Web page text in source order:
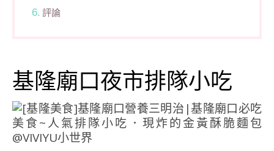
評論
基隆廟口夜市排隊小吃